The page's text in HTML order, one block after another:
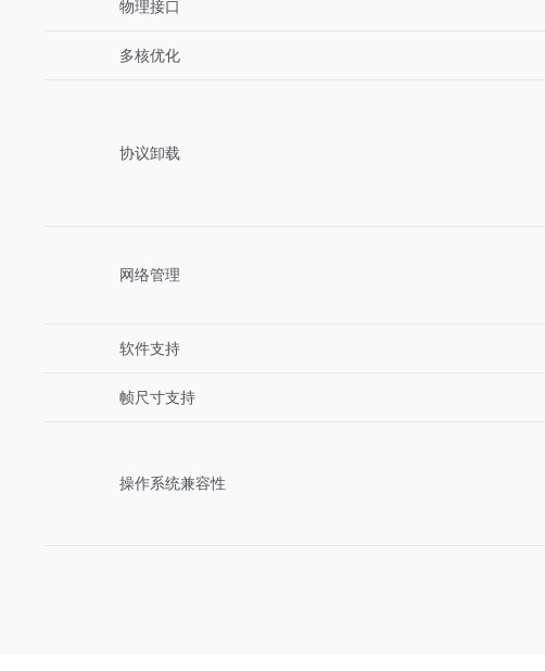
物理接口
多核优化
协议卸载
网络管理
软件支持
帧尺寸支持
操作系统兼容性